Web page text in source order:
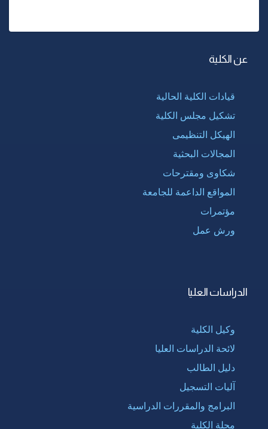
عن الكلية
قيادات الكلية الحالية
تشكيل مجلس الكلية
الهيكل التنظيمى
المجالات البحثية
شكاوى ومقترحات
المواقع الداعمة للجامعة
مؤتمرات
ورش عمل
الدراسات العليا
وكيل الكلية
لائحة الدراسات العليا
دليل الطالب
آليات التسجيل
البرامج والمقررات الدراسية
مجلة الكلية